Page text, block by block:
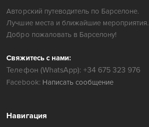
Авторский путеводитель по Барселоне.
Лучшие места и ближайшие мероприятия.
Добро пожаловать в Барселону!
Свяжитесь с нами:
Телефон (WhatsApp): +34 675 323 976
Facebook: Написать сообщение
Навигация